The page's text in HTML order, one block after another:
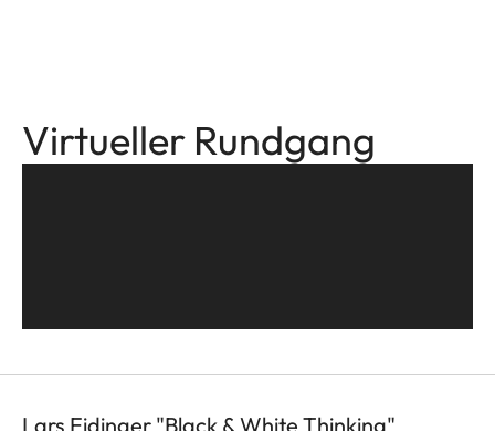
Virtueller Rundgang
Lars Eidinger "Black & White Thinking"